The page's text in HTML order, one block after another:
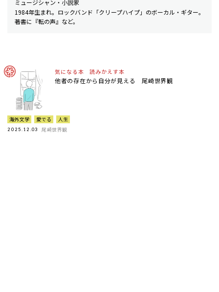
ミュージシャン・小説家
1984年生まれ。ロックバンド「クリープハイプ」のボーカル・ギター。
著書に『転の声』など。
気になる本 読みかえす本
他者の存在から自分が見える 尾崎世界観
海外文学 愛でる 人生
2025.12.03 尾崎世界観